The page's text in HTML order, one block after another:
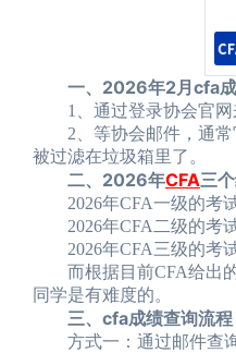
一、2026年2月cfa成
1、通过登录协会官网来
2、等协会邮件，通常
被过滤在垃圾箱里了。
二、2026年CFA三
2026年CFA一级的考试
2026年CFA二级的考试
2026年CFA三级的考试
而根据目前CFA给出的
同学是有难度的。
三、cfa成绩查询流程
方式一：通过邮件查